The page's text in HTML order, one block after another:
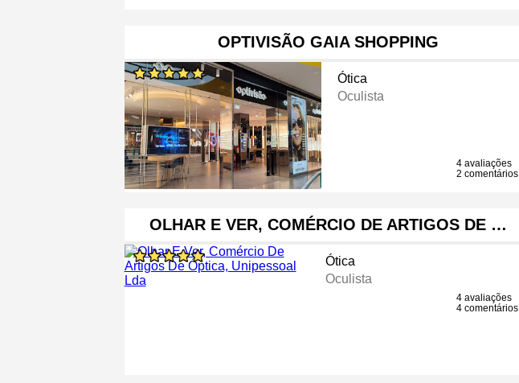
OPTIVISÃO GAIA SHOPPING
Ótica
Oculista
4 avaliações
2 comentários
OLHAR E VER, COMÉRCIO DE ARTIGOS DE …
Ótica
Oculista
4 avaliações
4 comentários